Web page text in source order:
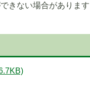
きない場合があります